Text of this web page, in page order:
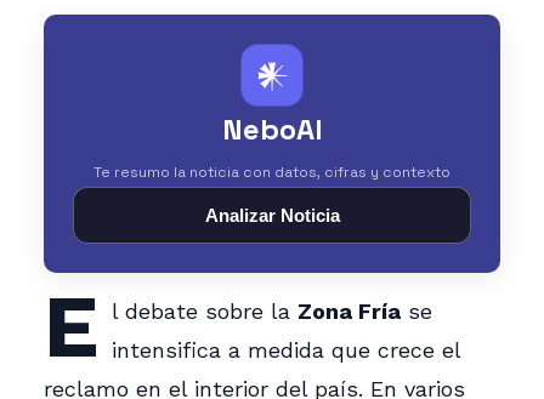
𒀭
NeboAI
Te resumo la noticia con datos, cifras y contexto
Analizar Noticia
E l debate sobre la Zona Fríase
intensifica a medida que crece el
reclamo en el interior del país. En varios